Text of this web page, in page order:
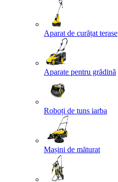
Aparat de curățat terase
Aparate pentru grădină
Roboți de tuns iarba
Mașini de măturat